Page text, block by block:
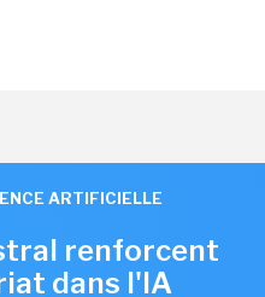
ARTIFICIELLE
renforcent
dans l'IA